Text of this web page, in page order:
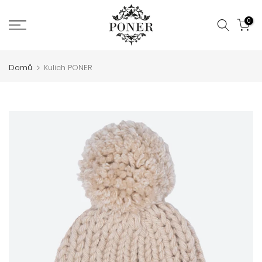
na
0
Domů Kulich PONER